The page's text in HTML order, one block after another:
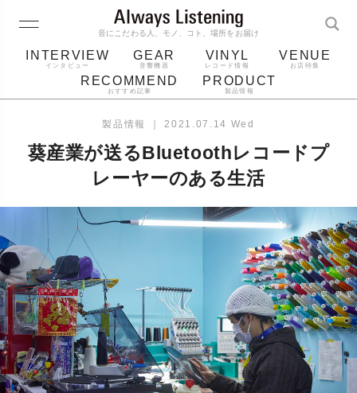
音にこだわる人、モノ、コト、場所をお届け
INTERVIEW
インタビュー
GEAR
音響機器
VINYL
レコード情報
VENUE
お店特集
RECOMMEND
おすすめ記事
PRODUCT
製品情報
ジャケット
レコード針
製品情報 ｜ 2021.07.14 Wed
葵産業が送るBluetoothレコードプ
レーヤーのある生活